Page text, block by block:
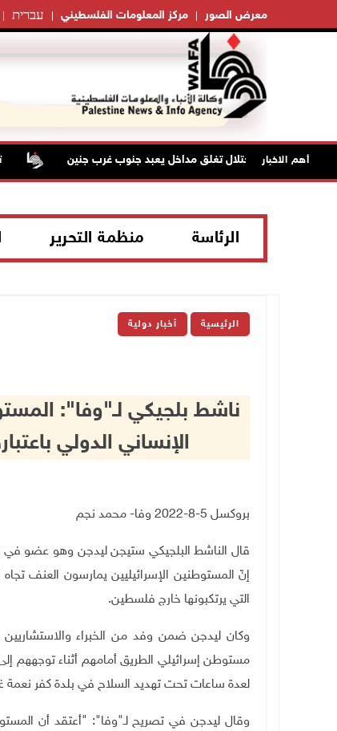
עברית مركز المعلومات الفلسطيني معرض الصور
أهم الاخبار
قوات الاحتلال تغلق مداخل يعبد جنوب غرب جنين
الرئاسة منظمة التحرير
الرئيسية أخبار دولية
ناشط بلجيكي لـ"وفا":
الإنساني الدولي
بروكسل 5-8-2022 وفا- محمد نجم
قال الناشط البلجيكي ستيجن ليدجن وهو عضو في
إنّ المستوطنين الإسرائيليين يمارسون العنف
التي يرتكبونها خارج فلسطين.
وكان ليدجن ضمن وفد من الخبراء والاستشاريين
مستوطن إسرائيلي الطريق أمامهم أثناء توجههم إلى
لعدة ساعات تحت تهديد السلاح في بلدة كفر نعمة
وقال ليدجن في تصريح لـ"وفا": "أعتقد أن